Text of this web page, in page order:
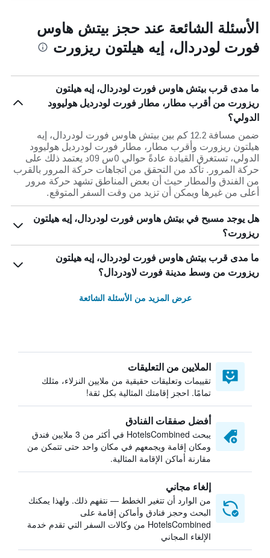
الأسئلة الشائعة عند حجز بيتش هاوس
فورت لودردال، إيه هيلتون ريزورت
ما مدى قرب بيتش هاوس فورت لودردال، إيه هيلتون
ريزورت من أقرب مطار، مطار فورت لودرديل هوليوود
الدولي؟
ضمن مسافة 12.2 كم بين بيتش هاوس فورت لودردال، إيه
هيلتون ريزورت وأقرب مطار، مطار فورت لودرديل هوليوود
الدولي، تستغرق القيادة عادةً حوالي 0س 09د يعتمد ذلك على
حركة المرور. تأكد من التحقق من اتجاهات حركة المرور بالقرب
من الفندق والمطار حيث أن بعض المناطق تشهد حركة مرور
أعلى من غيرها ويمكن أن تزيد من وقت السفر المتوقع.
هل يوجد مسبح في بيتش هاوس فورت لودردال، إيه هيلتون
ريزورت؟
ما مدى قرب بيتش هاوس فورت لودردال، إيه هيلتون
ريزورت من وسط مدينة فورت لاودردال؟
عرض المزيد من الأسئلة الشائعة
الملايين من التعليقات
تقييمات وتعليقات حقيقية من ملايين النزلاء، مثلك
تمامًا. احجز إقامتك المثالية بكل ثقة!
أفضل صفقات الفنادق
يبحث HotelsCombined في أكثر من 3 ملايين فندق
ومكان إقامة ويجمعهم في مكان واحد حتى تتمكن من
مقارنة أماكن الإقامة المثالية.
إلغاء مجاني
من الوارد أن تتغير الخطط — نتفهم ذلك. ولهذا يمكنك
البحث وحجز فنادق وأماكن إقامة على
HotelsCombined من وكالات السفر التي تقدم خدمة
الإلغاء المجاني